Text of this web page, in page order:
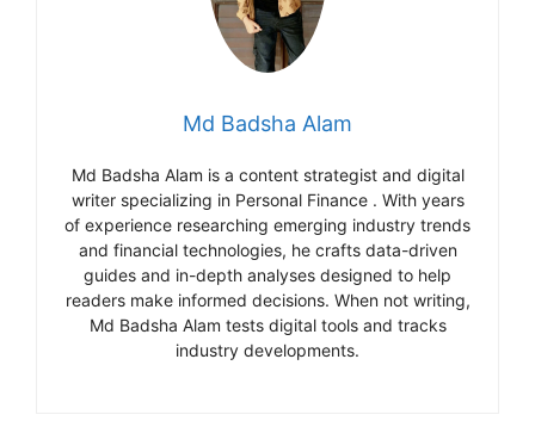
Md Badsha Alam
Md Badsha Alam is a content strategist and digital
writer specializing in Personal Finance . With years
of experience researching emerging industry trends
and financial technologies, he crafts data-driven
guides and in-depth analyses designed to help
readers make informed decisions. When not writing,
Md Badsha Alam tests digital tools and tracks
industry developments.